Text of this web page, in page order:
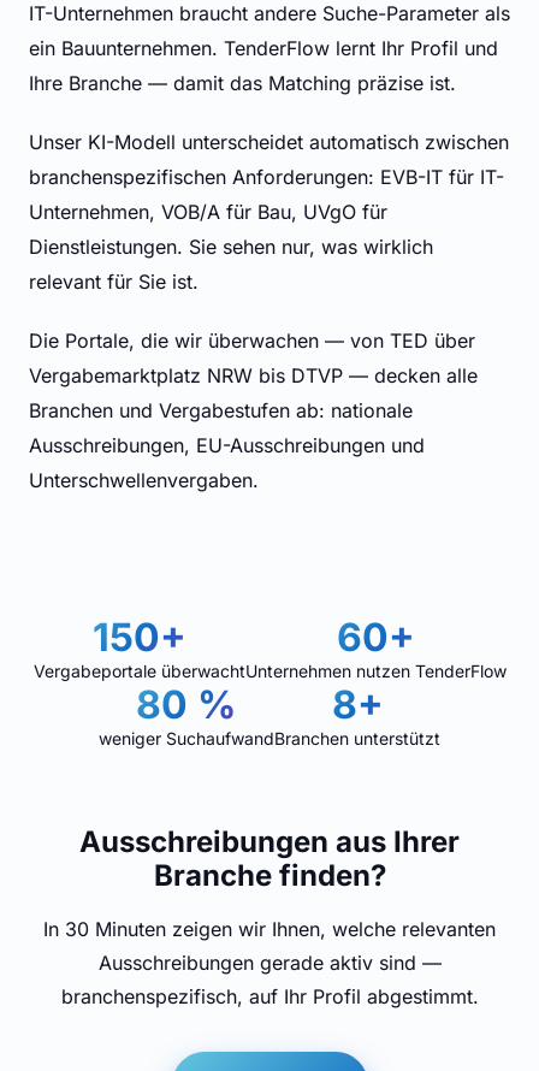
IT-Unternehmen braucht andere Suche-Parameter als
ein Bauunternehmen. TenderFlow lernt Ihr Profil und
Ihre Branche — damit das Matching präzise ist.
Unser KI-Modell unterscheidet automatisch zwischen
branchenspezifischen Anforderungen: EVB-IT für IT-
Unternehmen, VOB/A für Bau, UVgO für
Dienstleistungen. Sie sehen nur, was wirklich
relevant für Sie ist.
Die Portale, die wir überwachen — von TED über
Vergabemarktplatz NRW bis DTVP — decken alle
Branchen und Vergabestufen ab: nationale
Ausschreibungen, EU-Ausschreibungen und
Unterschwellenvergaben.
150+
Vergabeportale überwacht
60+
Unternehmen nutzen TenderFlow
80 %
weniger Suchaufwand
8+
Branchen unterstützt
Ausschreibungen aus Ihrer
Branche finden?
In 30 Minuten zeigen wir Ihnen, welche relevanten
Ausschreibungen gerade aktiv sind —
branchenspezifisch, auf Ihr Profil abgestimmt.